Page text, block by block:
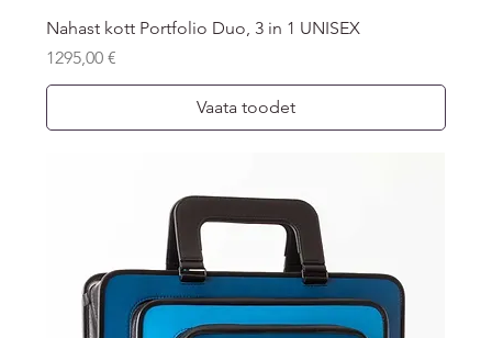
Nahast kott Portfolio Duo, 3 in 1 UNISEX
Price
1295,00 €
Vaata toodet